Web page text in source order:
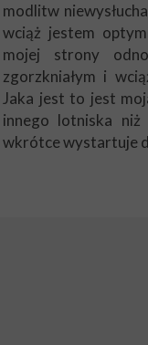
modlitw
wciąż jestem
mojej strony
zgorzkniałym i
Jaka jest to jest
innego lotniska
wkrótce wystartuje